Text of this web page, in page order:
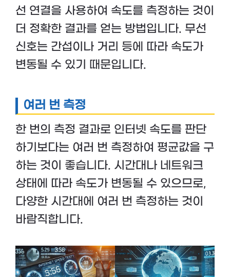
선 연결을 사용하여 속도를 측정하는 것이
더 정확한 결과를 얻는 방법입니다. 무선
신호는 간섭이나 거리 등에 따라 속도가
변동될 수 있기 때문입니다.
여러 번 측정
한 번의 측정 결과로 인터넷 속도를 판단
하기보다는 여러 번 측정하여 평균값을 구
하는 것이 좋습니다. 시간대나 네트워크
상태에 따라 속도가 변동될 수 있으므로,
다양한 시간대에 여러 번 측정하는 것이
바람직합니다.